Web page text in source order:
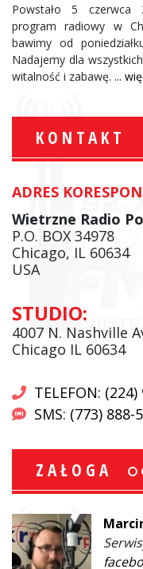
Powstało 5 czerwca
program radiowy w
bawimy od
Nadajemy dla
witalność i zabawę. ...
KONTAKT
ADRES
Wietrzne Radio
P.O. BOX 34978
Chicago, IL 60634
USA
STUDIO:
4007 N. Nashville
Chicago IL 60634
TELEFON:
SMS: (773) 888-
ZAŁOGA